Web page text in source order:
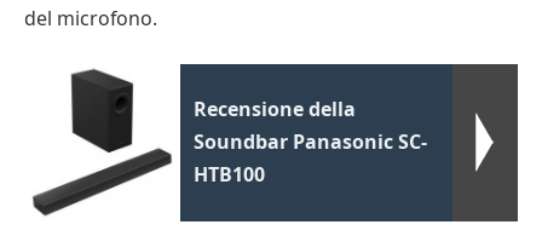
del microfono.
Recensione della
Soundbar Panasonic SC-
HTB100